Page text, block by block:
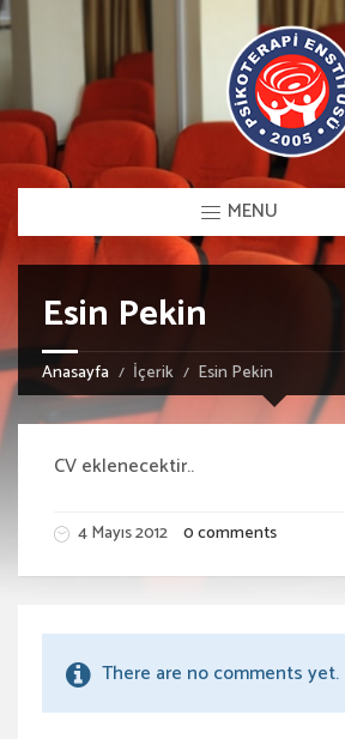
MENU
Esin Pekin
Anasayfa İçerik Esin Pekin
CV eklenecektir..
4 Mayıs 2012 0 comments
There are no comments yet.